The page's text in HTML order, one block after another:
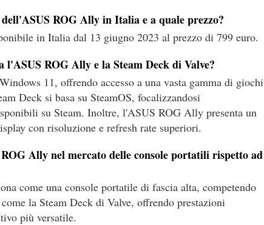
ROG Ally in Italia e a quale prezzo?
in Italia dal 13 giugno 2023 al prezzo di 799 euro.
l'ASUS ROG Ally e la Steam Deck di Valve?
11, offrendo accesso a una vasta gamma di giochi
Deck si basa su SteamOS, focalizzandosi
su Steam. Inoltre, l'ASUS ROG Ally presenta un
con risoluzione e refresh rate superiori.
Ally nel mercato delle console portatili rispetto ad
come una console portatile di fascia alta, competendo
la Steam Deck di Valve, offrendo prestazioni
più versatile.